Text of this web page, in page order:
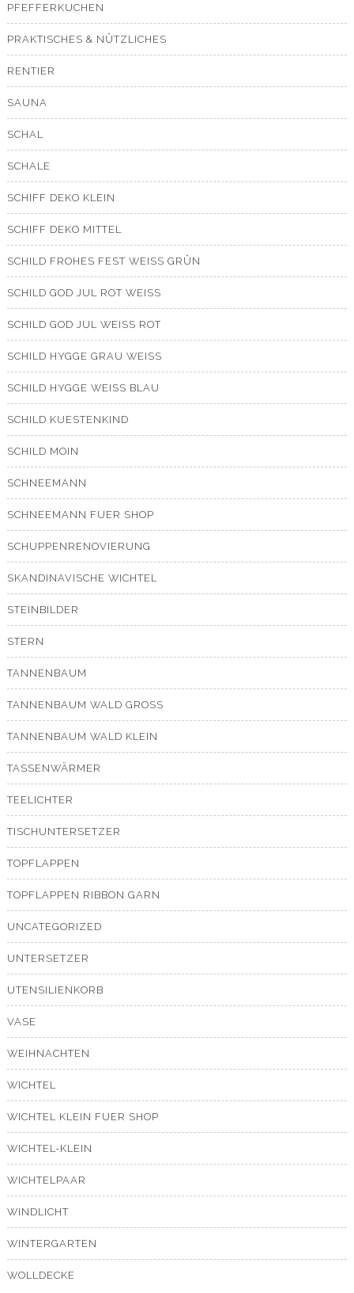
PFEFFERKUCHEN
PRAKTISCHES & NÜTZLICHES
RENTIER
SAUNA
SCHAL
SCHALE
SCHIFF DEKO KLEIN
SCHIFF DEKO MITTEL
SCHILD FROHES FEST WEISS GRÜN
SCHILD GOD JUL ROT WEISS
SCHILD GOD JUL WEISS ROT
SCHILD HYGGE GRAU WEISS
SCHILD HYGGE WEISS BLAU
SCHILD KUESTENKIND
SCHILD MOIN
SCHNEEMANN
SCHNEEMANN FUER SHOP
SCHUPPENRENOVIERUNG
SKANDINAVISCHE WICHTEL
STEINBILDER
STERN
TANNENBAUM
TANNENBAUM WALD GROSS
TANNENBAUM WALD KLEIN
TASSENWÄRMER
TEELICHTER
TISCHUNTERSETZER
TOPFLAPPEN
TOPFLAPPEN RIBBON GARN
UNCATEGORIZED
UNTERSETZER
UTENSILIENKORB
VASE
WEIHNACHTEN
WICHTEL
WICHTEL KLEIN FUER SHOP
WICHTEL-KLEIN
WICHTELPAAR
WINDLICHT
WINTERGARTEN
WOLLDECKE